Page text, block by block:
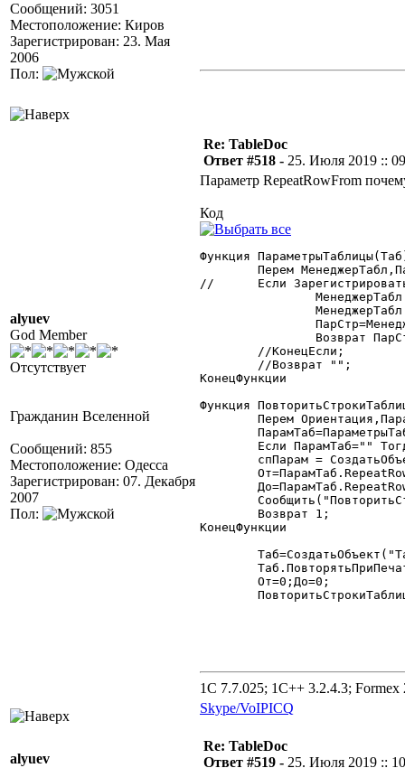
Сообщений: 3051
Местоположение: Киров
Зарегистрирован: 23. Мая
2006
Пол:
alyuev
God Member
Отсутствует
Гражданин Вселенной
Сообщений: 855
Местоположение: Одесса
Зарегистрирован: 07. Декабря
2007
Пол:
Re: TableDoc
Ответ #518 - 25. Июля 2019 ::
Параметр RepeatRowFrom
Код
Функция
//	Если ЗарегистрироватьКомпоненту("TableDoc","МенеджерТабличногоДокумента")=1 Тогда
КонецФункции
Функция
	От=ПарамТаб.
КонецФункции
1C 7.7.025; 1C++ 3.2.4.3; Formex
Skype/VoIPICQ
alyuev
Re: TableDoc
Ответ #519 - 25. Июля 2019 ::